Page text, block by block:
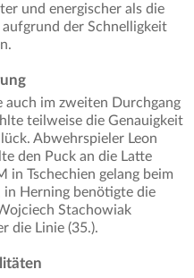
und energischer als die
der Schnelligkeit
auch im zweiten Durchgang
teilweise die Genauigkeit
Abwehrspieler Leon
den Puck an die Latte
in Tschechien gelang beim
in Herning benötigte die
Stachowiak
die Linie (35.).